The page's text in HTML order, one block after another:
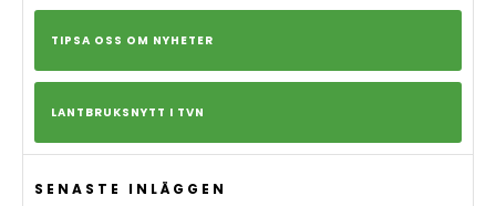
TIPSA OSS OM NYHETER
LANTBRUKSNYTT I TVN
SENASTE INLÄGGEN